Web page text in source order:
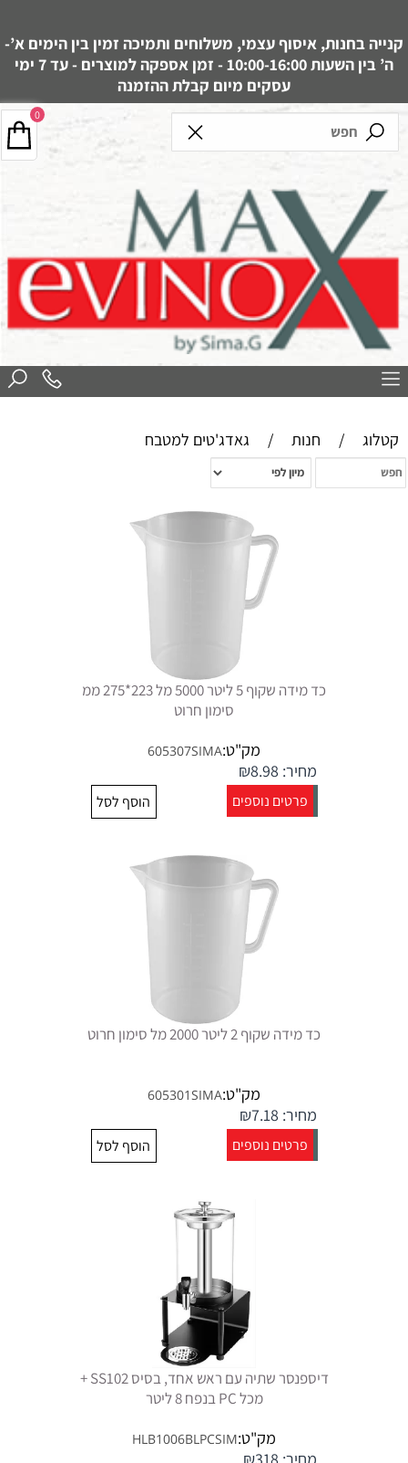
קנייה בחנות, איסוף עצמי, משלוחים ותמיכה זמין בין הימים א’-
ה’ בין השעות 10:00-16:00 - זמן אספקה למוצרים - עד 7 ימי
עסקים מיום קבלת ההזמנה
קטלוג / חנות / גאדג'טים למטבח
0
כד מידה שקוף 5 ליטר 5000 מל 223*275 ממ
סימון חרוט
מק"ט:605307SIMA
מחיר: ₪8.98
פרטים נוספים הוסף לסל
כד מידה שקוף 2 ליטר 2000 מל סימון חרוט
מק"ט:605301SIMA
מחיר: ₪7.18
פרטים נוספים הוסף לסל
דיספנסר שתיה עם ראש אחד, בסיס SS102 +
מכל PC בנפח 8 ליטר
מק"ט:HLB1006BLPCSIM
מחיר: ₪318